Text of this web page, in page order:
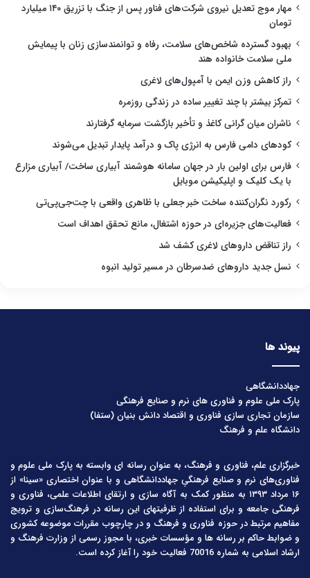
مهار موج تعدیل نیروی شرکت‌های فناور پس از جنگ با تزریق ۱۴۰ میلیارد
تومان
بهبود گسترده شاخص‌های سلامت، رفاه و توانمندسازی زنان با پیمایش
ملی سلامت خانواده هند
راز کاهش وزن ایمن با آمپول‌های لاغری
تمرکز بیشتر با چند تغییر ساده در زندگی روزمره
ناشران میان گرانی کاغذ و تأخیر بازگشت سرمایه گرفتارند
کودهای دامی فارس به انرژی پاک و درآمد پایدار تبدیل می‌شوند
فارس برای اولین بار در جهان سامانه هوشمند آبیاری ساخت/ آبیاری مزارع
با یک کلیک و اپلیکیشن موبایل
رکورد نگران‌کننده ساخت خبر جعلی با ظاهری واقعی با چت‌جی‌پی‌تی
فعالیت‌های جزیره‌ای در حوزه اشتغال، مانع تحقق اهداف است
راز تناقض داروهای لاغری کشف شد
نسل جدید داروهای ضدسرطان در مسیر تولید انبوه
پیوند ها
جهاددانشگاهی
پارک ملی علوم و فناوری های نرم و صنایع فرهنگی
سازمان تجاری سازی فناوری و اقتصاد دانش بنیان (ستفا)
دانشگاه علم و فرهنگ
خبرگزاری علم، فناوری و فرهنگ، به عنوان رسانه ای وابسته به پارک ملی علوم و
فناوری‌های نرم و صنایع فرهنگیِ جهاددانشگاهی و با عنوان اختصاری «سینا» از
۱۶ مرداد ۱۳۹۳ به منظور کمک به آگاه سازی و ارتقای اطلاعات علمی، فناوری و
فرهنگی جامعه و برای استفاده از ظرفیتهای این رسانه در فرهنگ‌سازی و ترویج
مفاهیم مرتبط در حوزه فناوری و فرهنگ و در چارچوب مقررات موضوعه کشوری
و ضوابط حاکم بر رسانه ها و مؤسسات خبری، با مجوز رسمی از وزارت فرهنگ و
ارشاد اسلامی به شماره 70016 فعالیت خود را آغاز کرده است.